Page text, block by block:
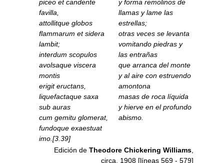
piceo et candente
favilla,
attollitque globos
flammarum et sidera
lambit;
interdum scopulos
avolsaque viscera
montis
erigit eructans,
liquefactaque saxa
sub auras
cum gemitu glomerat,
fundoque exaestuat
imo.[3.39]
y forma remolinos de
llamas y lame las
estrellas;
otras veces se levanta
vomitando piedras y
las entrañas
que arranca del monte
y al aire con estruendo
amontona
masas de roca líquida
y hierve en el profundo
abismo.
Edición de Theodore Chickering Williams
circa. 1908 [líneas 569 - 579]